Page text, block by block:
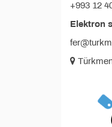
+993 12
Elektron